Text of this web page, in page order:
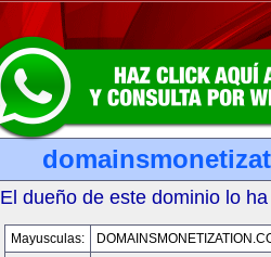
El dueño de este dominio lo
Mayusculas: